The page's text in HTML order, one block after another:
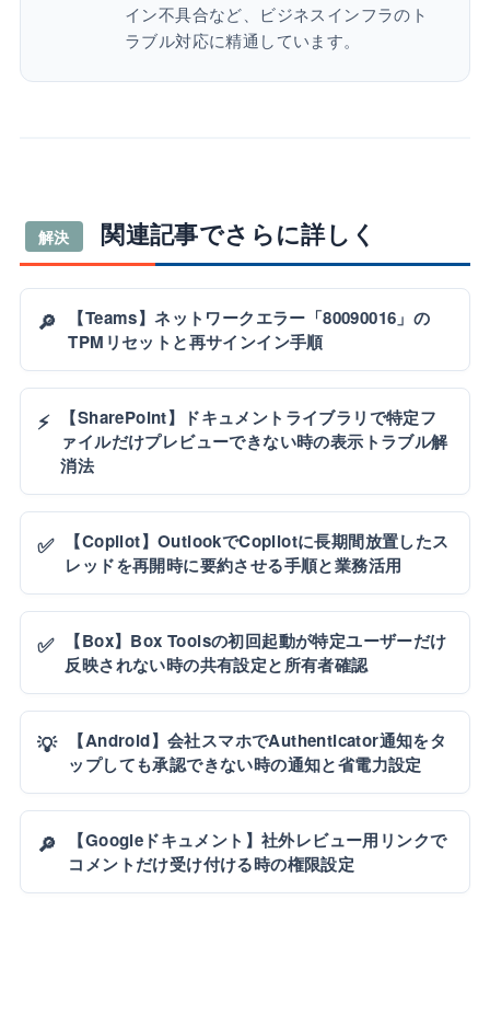
イン不具合など、ビジネスインフラのト
ラブル対応に精通しています。
解決 関連記事でさらに詳しく
🔎
【Teams】ネットワークエラー「80090016」の
TPMリセットと再サインイン手順
⚡
【SharePoint】ドキュメントライブラリで特定フ
ァイルだけプレビューできない時の表示トラブル解
消法
✅
【Copilot】OutlookでCopilotに長期間放置したス
レッドを再開時に要約させる手順と業務活用
✅
【Box】Box Toolsの初回起動が特定ユーザーだけ
反映されない時の共有設定と所有者確認
💡
【Android】会社スマホでAuthenticator通知をタ
ップしても承認できない時の通知と省電力設定
🔎
【Googleドキュメント】社外レビュー用リンクで
コメントだけ受け付ける時の権限設定